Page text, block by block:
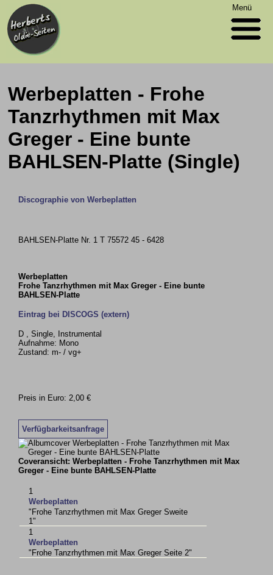
Menü
Werbeplatten - Frohe
Tanzrhythmen mit Max
Greger - Eine bunte
BAHLSEN-Platte (Single)
Discographie von Werbeplatten
BAHLSEN-Platte Nr. 1 T 75572 45 - 6428
Werbeplatten
Frohe Tanzrhythmen mit Max Greger - Eine bunte
BAHLSEN-Platte
Eintrag bei DISCOGS (extern)
D , Single, Instrumental
Aufnahme: Mono
Zustand: m- / vg+
Preis in Euro: 2,00 €
Verfügbarkeitsanfrage
Coveransicht: Werbeplatten - Frohe Tanzrhythmen mit Max
Greger - Eine bunte BAHLSEN-Platte
1
Werbeplatten
"Frohe Tanzrhythmen mit Max Greger Sweite
1"
1
Werbeplatten
"Frohe Tanzrhythmen mit Max Greger Seite 2"